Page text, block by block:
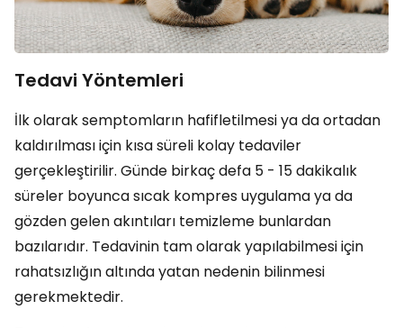
Tedavi Yöntemleri
İlk olarak semptomların hafifletilmesi ya da ortadan
kaldırılması için kısa süreli kolay tedaviler
gerçekleştirilir. Günde birkaç defa 5 - 15 dakikalık
süreler boyunca sıcak kompres uygulama ya da
gözden gelen akıntıları temizleme bunlardan
bazılarıdır. Tedavinin tam olarak yapılabilmesi için
rahatsızlığın altında yatan nedenin bilinmesi
gerekmektedir.